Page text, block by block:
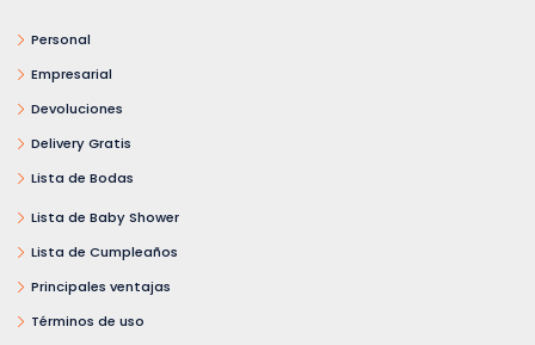
Personal
Empresarial
Devoluciones
Delivery Gratis
Lista de Bodas
Lista de Baby Shower
Lista de Cumpleaños
Principales ventajas
Términos de uso